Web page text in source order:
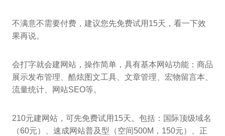
不满意不需要付费，建议您先免费试用15天，看一下效
果再说。
会打字就会建网站，操作简单，具有基本网站功能：商品
展示发布管理、酷炫图文工具、文章管理、宏物留言本、
流量统计、网站SEO等。
210元建网站，可先免费试用15天。包括：国际顶级域名
（60元）、速成网站普及型（空间500M，150元）、正